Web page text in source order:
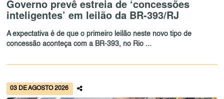
Governo prevê estreia de ‘concessões
inteligentes’ em leilão da BR-393/RJ
A expectativa é de que o primeiro leilão neste novo tipo de
concessão aconteça com a BR-393, no Rio ...
03 DE AGOSTO 2026